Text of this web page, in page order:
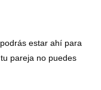
estar ahí para
pareja no puedes